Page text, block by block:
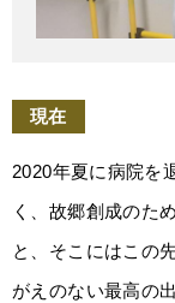
現在
2020年夏に病院を
く、故郷創成のた
と、そこにはこの
がえのない最高の